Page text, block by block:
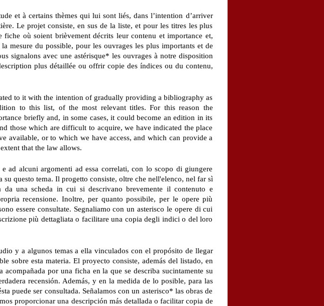
et à certains thèmes qui lui sont liés, dans l’intention d’arriver
Le projet consiste, en sus de la liste, et pour les titres les plus
où soient brièvement décrits leur contenu et importance et,
mesure du possible, pour les ouvrages les plus importants et de
signalons avec une astérisque* les ouvrages à notre disposition
plus détaillée ou offrir copie des índices ou du contenu,
to it with the intention of gradually providing a bibliography as
to this list, of the most relevant titles. For this reason the
briefly and, in some cases, it could become an edition in its
those which are difficult to acquire, we have indicated the place
available, or to which we have access, and which can provide a
that the law allows.
ad alcuni argomenti ad essa correlati, con lo scopo di giungere
questo tema. Il progetto consiste, oltre che nell'elenco, nel far sì
una scheda in cui si descrivano brevemente il contenuto e
recensione. Inoltre, per quanto possibile, per le opere più
essere consultate. Segnaliamo con un asterisco le opere di cui
più dettagliata o facilitare una copia degli indici o del loro
y a algunos temas a ella vinculados con el propósito de llegar
sobre esta materia. El proyecto consiste, además del listado, en
por una ficha en la que se describa sucintamente su
recensión. Además, y en la medida de lo posible, para las
puede ser consultada. Señalamos con un asterisco* las obras de
proporcionar una descripción más detallada o facilitar copia de